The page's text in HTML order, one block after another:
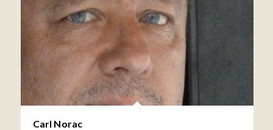
Carl Norac